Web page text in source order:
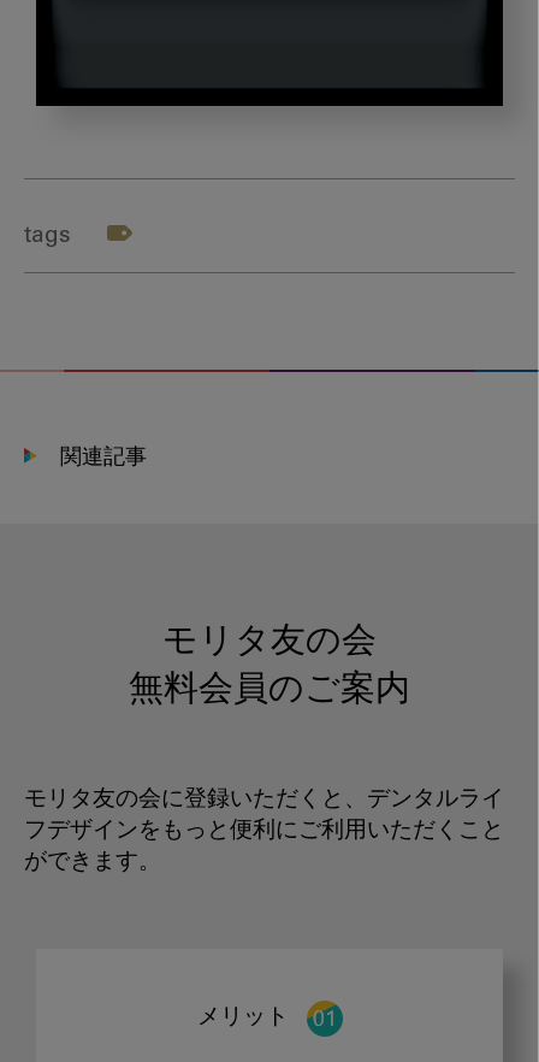
tags
関連記事
モリタ友の会
無料会員のご案内
モリタ友の会に登録いただくと、デンタルライ
フデザインをもっと便利にご利用いただくこと
ができます。
メリット